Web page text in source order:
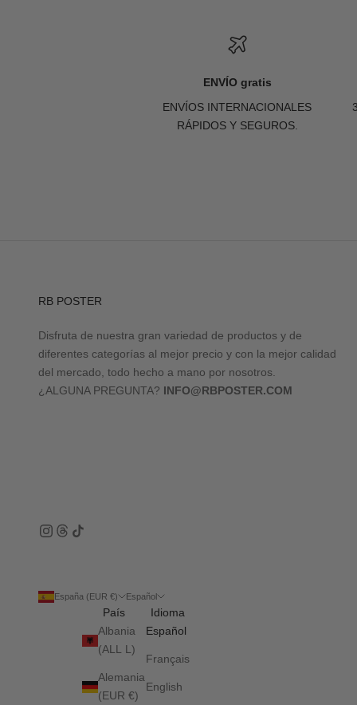
ENVÍO gratis
ENVÍOS INTERNACIONALES
RÁPIDOS Y SEGUROS.
RB POSTER
Disfruta de nuestra gran variedad de productos y de
diferentes categorías al mejor precio y con la mejor calidad
del mercado, todo hecho a mano por nosotros.
¿ALGUNA PREGUNTA? INFO@RBPOSTER.COM
España (EUR €)
País
Albania
(ALL L)
Alemania
(EUR €)
Español
Idioma
Español
Français
English